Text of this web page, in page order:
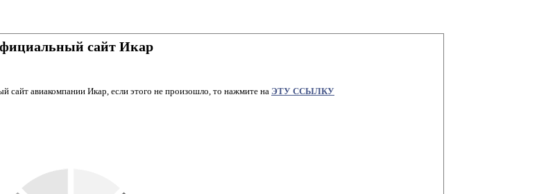
сайт Икар
сайт авиакомпании Икар, если этого не произошло, то нажмите на ЭТУ ССЫЛКУ